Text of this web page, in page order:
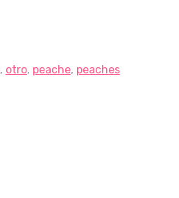
, otro, peache, peaches